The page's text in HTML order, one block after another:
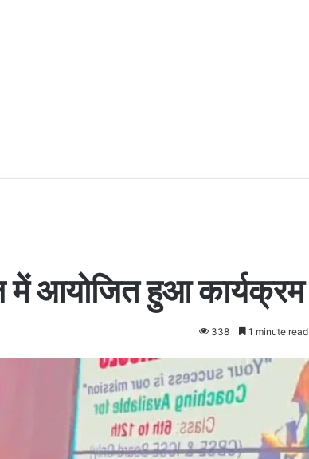
में आयोजित हुआ कार्यक्रम
338 1 minute read